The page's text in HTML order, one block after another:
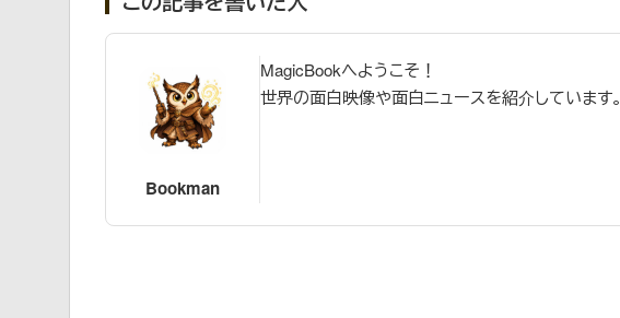
Bookman
MagicBookへようこそ！
世界の面白映像や面白ニュースを紹介しています。